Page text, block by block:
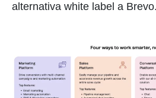
alternativa white label a Brevo.